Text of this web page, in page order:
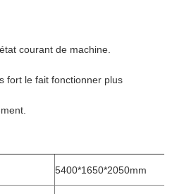
courant de machine.
fort le fait fonctionner plus
5400*1650*2050mm